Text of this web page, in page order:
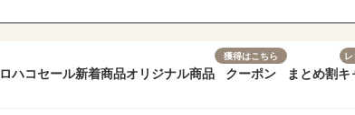
ロハコセール新着商品オリジナル商品
獲得はこちら
クーポン まとめ割キ